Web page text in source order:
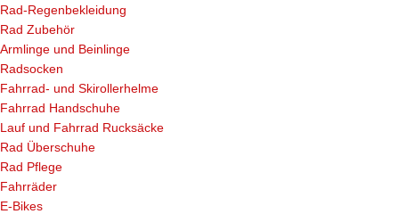
Rad-Regenbekleidung
Rad Zubehör
Armlinge und Beinlinge
Radsocken
Fahrrad- und Skirollerhelme
Fahrrad Handschuhe
Lauf und Fahrrad Rucksäcke
Rad Überschuhe
Rad Pflege
Fahrräder
E-Bikes